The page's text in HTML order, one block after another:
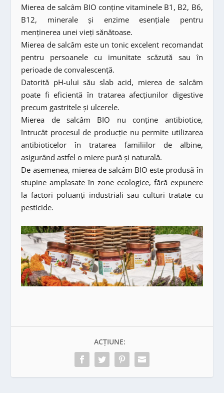
Mierea de salcâm BIO conține vitaminele B1, B2, B6,
B12, minerale și enzime esențiale pentru
menținerea unei vieți sănătoase.
Mierea de salcâm este un tonic excelent recomandat
pentru persoanele cu imunitate scăzută sau în
perioade de convalescență.
Datorită pH-ului său slab acid, mierea de salcâm
poate fi eficientă în tratarea afecțiunilor digestive
precum gastritele și ulcerele.
Mierea de salcâm BIO nu conține antibiotice,
întrucât procesul de producție nu permite utilizarea
antibioticelor în tratarea familiilor de albine,
asigurând astfel o miere pură și naturală.
De asemenea, mierea de salcâm BIO este produsă în
stupine amplasate în zone ecologice, fără expunere
la factori poluanți industriali sau culturi tratate cu
pesticide.
ACȚIUNE: